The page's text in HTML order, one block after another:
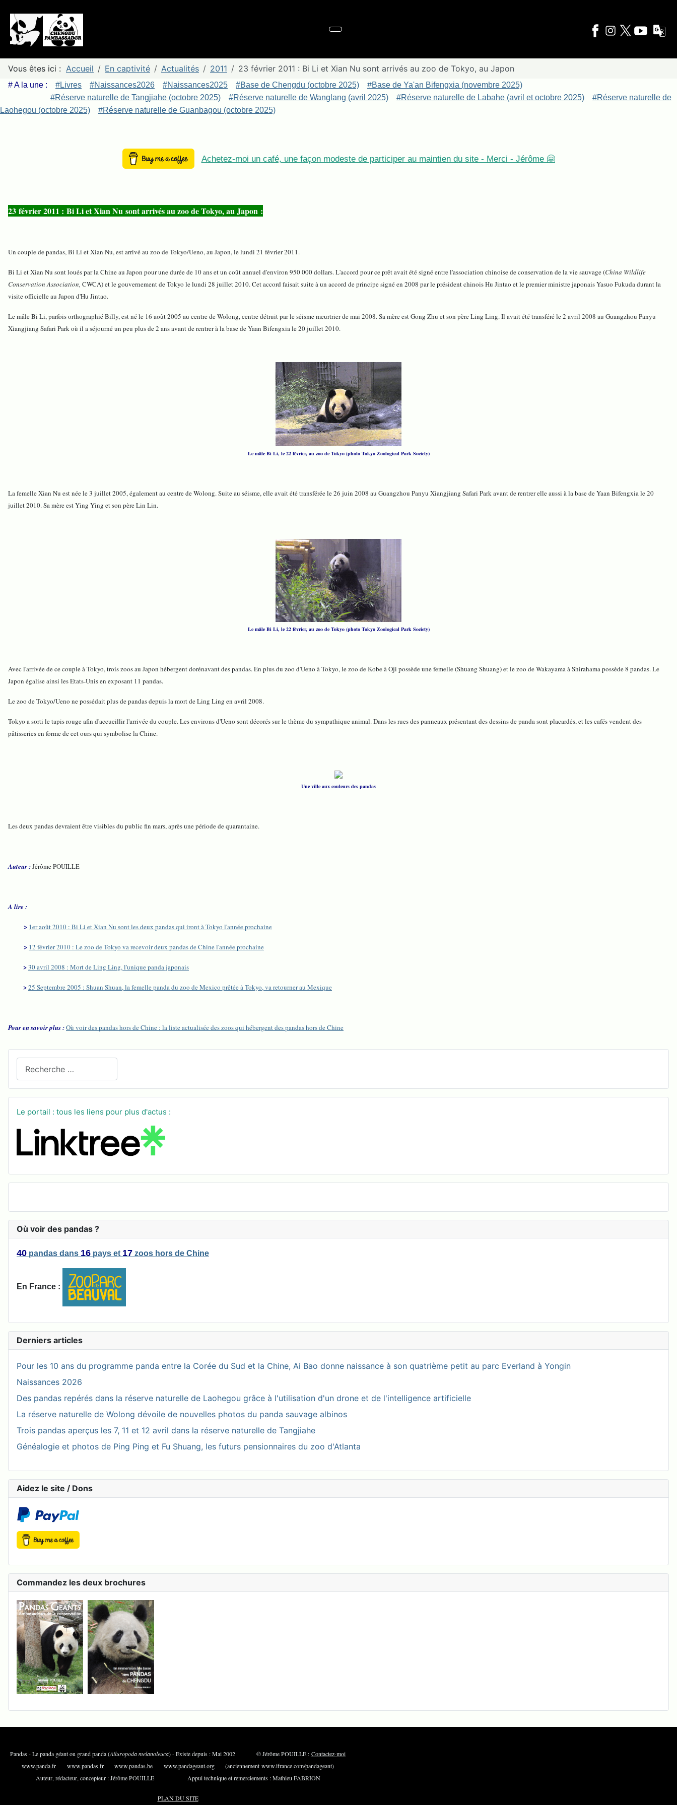
Vous êtes ici : Accueil En captivité Actualités 2011 23 février 2011 : Bi Li et Xian Nu sont arrivés au zoo de Tokyo, au Japon
# A la une : #Livres #Naissances2026 #Naissances2025 #Base de Chengdu (octobre 2025)
#Base de Ya'an Bifengxia (novembre 2025)
#Réserve naturelle de Tangjiahe (octobre 2025)
#Réserve naturelle de Wanglang (avril 2025) #Réserve naturelle de Labahe (avril et octobre 2025)
#Réserve naturelle de
Laohegou (octobre 2025)
#Réserve naturelle de Guanbagou (octobre 2025)
Le portail : tous les liens pour plus d'actus :
Où voir des pandas ?
40 pandas dans 16 pays et 17 zoos hors de Chine
En France :
Derniers articles
Pour les 10 ans du programme panda entre la Corée du Sud et la Chine, Ai Bao donne naissance à son quatrième petit au parc Everland à Yongin
Naissances 2026
Des pandas repérés dans la réserve naturelle de Laohegou grâce à l'utilisation d'un drone et de l'intelligence artificielle
La réserve naturelle de Wolong dévoile de nouvelles photos du panda sauvage albinos
Trois pandas aperçus les 7, 11 et 12 avril dans la réserve naturelle de Tangjiahe
Généalogie et photos de Ping Ping et Fu Shuang, les futurs pensionnaires du zoo d'Atlanta
Aidez le site / Dons
Commandez les deux brochures
Achetez-moi un café, une façon modeste de participer au maintien du site - Merci - Jérôme 🤗
23 février 2011 : Bi Li et Xian Nu sont arrivés au zoo de Tokyo, au Japon :
Un couple de pandas, Bi Li et Xian Nu, est arrivé au zoo de Tokyo/Ueno, au Japon, le lundi 21 février 2011.
Bi Li et Xian Nu sont loués par la Chine au Japon pour une durée de 10 ans et un coût annuel d'environ 950 000 dollars. L'accord pour ce prêt avait été signé entre l'association chinoise de conservation de la vie sauvage (China Wildlife
Conservation Association, CWCA) et le gouvernement de Tokyo le lundi 28 juillet 2010. Cet accord faisait suite à un accord de principe signé en 2008 par le président chinois Hu Jintao et le premier ministre japonais Yasuo Fukuda durant la
visite officielle au Japon d'Hu Jintao.
Le mâle Bi Li, parfois orthographié Billy, est né le 16 août 2005 au centre de Wolong, centre détruit par le séisme meurtrier de mai 2008. Sa mère est Gong Zhu et son père Ling Ling. Il avait été transféré le 2 avril 2008 au Guangzhou Panyu
Xiangjiang Safari Park où il a séjourné un peu plus de 2 ans avant de rentrer à la base de Yaan Bifengxia le 20 juillet 2010.
Le mâle Bi Li, le 22 février, au zoo de Tokyo (photo Tokyo Zoological Park Society)
La femelle Xian Nu est née le 3 juillet 2005, également au centre de Wolong. Suite au séisme, elle avait été transférée le 26 juin 2008 au Guangzhou Panyu Xiangjiang Safari Park avant de rentrer elle aussi à la base de Yaan Bifengxia le 20
juillet 2010. Sa mère est Ying Ying et son père Lin Lin.
Le mâle Bi Li, le 22 février, au zoo de Tokyo (photo Tokyo Zoological Park Society)
Avec l'arrivée de ce couple à Tokyo, trois zoos au Japon hébergent dorénavant des pandas. En plus du zoo d'Ueno à Tokyo, le zoo de Kobe à Oji possède une femelle (Shuang Shuang) et le zoo de Wakayama à Shirahama possède 8 pandas. Le
Japon égalise ainsi les Etats-Unis en exposant 11 pandas.
Le zoo de Tokyo/Ueno ne possédait plus de pandas depuis la mort de Ling Ling en avril 2008.
Tokyo a sorti le tapis rouge afin d'accueillir l'arrivée du couple. Les environs d'Ueno sont décorés sur le thème du sympathique animal. Dans les rues des panneaux présentant des dessins de panda sont placardés, et les cafés vendent des
pâtisseries en forme de cet ours qui symbolise la Chine.
Une ville aux couleurs des pandas
Les deux pandas devraient être visibles du public fin mars, après une période de quarantaine.
Auteur :Jérôme POUILLE
A lire :
> 1er août 2010 : Bi Li et Xian Nu sont les deux pandas qui iront à Tokyo l'année prochaine
> 12 février 2010 : Le zoo de Tokyo va recevoir deux pandas de Chine l'année prochaine
>30 avril 2008 : Mort de Ling Ling, l'unique panda japonais
>25 Septembre 2005 : Shuan Shuan, la femelle panda du zoo de Mexico prêtée à Tokyo, va retourner au Mexique
Pour en savoir plus :Où voir des pandas hors de Chine : la liste actualisée des zoos qui hébergent des pandas hors de Chine
Pandas - Le panda géant ou grand panda (Ailuropoda melanoleuca) - Existe depuis : Mai 2002 © Jérôme POUILLE : Contactez-moi
www.panda.fr
www.pandas.fr www.pandas.be www.pandageant.org (anciennement www.ifrance.com/pandageant)
Auteur, rédacteur, concepteur : Jérôme POUILLE Appui technique et remerciements : Mathieu FABRION
PLAN DU SITE